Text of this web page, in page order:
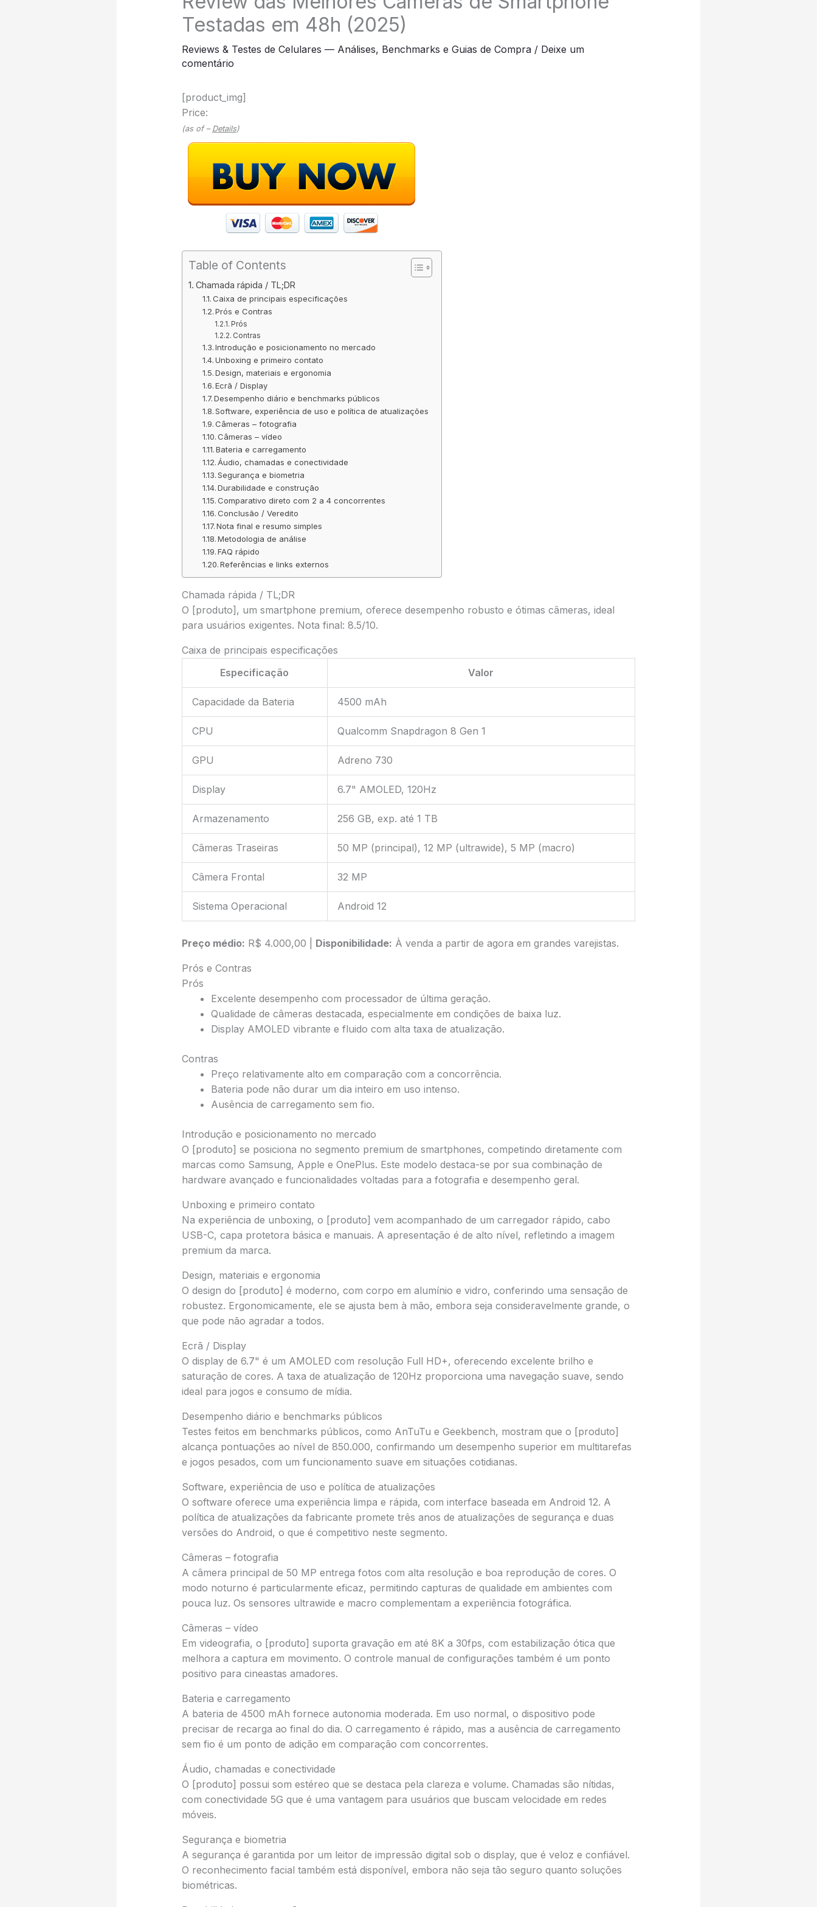
Testadas em 48h (2025)
Reviews & Testes de Celulares — Análises, Benchmarks e Guias de Compra/ Deixe um
comentário
[product_img]
Price:
(as of – Details)
Table of Contents
Chamada rápida / TL;DR
Caixa de principais especificações
Prós e Contras
Prós
Contras
Introdução e posicionamento no mercado
Unboxing e primeiro contato
Design, materiais e ergonomia
Ecrã / Display
Desempenho diário e benchmarks públicos
Software, experiência de uso e política de atualizações
Câmeras – fotografia
Câmeras – vídeo
Bateria e carregamento
Áudio, chamadas e conectividade
Segurança e biometria
Durabilidade e construção
Comparativo direto com 2 a 4 concorrentes
Conclusão / Veredito
Nota final e resumo simples
Metodologia de análise
FAQ rápido
Referências e links externos
Chamada rápida / TL;DR
O [produto], um smartphone premium, oferece desempenho robusto e ótimas câmeras, ideal
para usuários exigentes. Nota final: 8.5/10.
Caixa de principais especificações
Especificação
Valor
Capacidade da Bateria 4500 mAh
CPU Qualcomm Snapdragon 8 Gen 1
GPU Adreno 730
Display 6.7" AMOLED, 120Hz
Armazenamento 256 GB, exp. até 1 TB
Câmeras Traseiras 50 MP (principal), 12 MP (ultrawide), 5 MP (macro)
Câmera Frontal 32 MP
Sistema Operacional Android 12
Preço médio: R$ 4.000,00 | Disponibilidade: À venda a partir de agora em grandes varejistas.
Prós e Contras
Prós
Excelente desempenho com processador de última geração.
Qualidade de câmeras destacada, especialmente em condições de baixa luz.
Display AMOLED vibrante e fluido com alta taxa de atualização.
Contras
Preço relativamente alto em comparação com a concorrência.
Bateria pode não durar um dia inteiro em uso intenso.
Ausência de carregamento sem fio.
Introdução e posicionamento no mercado
O [produto] se posiciona no segmento premium de smartphones, competindo diretamente com
marcas como Samsung, Apple e OnePlus. Este modelo destaca-se por sua combinação de
hardware avançado e funcionalidades voltadas para a fotografia e desempenho geral.
Unboxing e primeiro contato
Na experiência de unboxing, o [produto] vem acompanhado de um carregador rápido, cabo
USB-C, capa protetora básica e manuais. A apresentação é de alto nível, refletindo a imagem
premium da marca.
Design, materiais e ergonomia
O design do [produto] é moderno, com corpo em alumínio e vidro, conferindo uma sensação de
robustez. Ergonomicamente, ele se ajusta bem à mão, embora seja consideravelmente grande, o
que pode não agradar a todos.
Ecrã / Display
O display de 6.7" é um AMOLED com resolução Full HD+, oferecendo excelente brilho e
saturação de cores. A taxa de atualização de 120Hz proporciona uma navegação suave, sendo
ideal para jogos e consumo de mídia.
Desempenho diário e benchmarks públicos
Testes feitos em benchmarks públicos, como AnTuTu e Geekbench, mostram que o [produto]
alcança pontuações ao nível de 850.000, confirmando um desempenho superior em multitarefas
e jogos pesados, com um funcionamento suave em situações cotidianas.
Software, experiência de uso e política de atualizações
O software oferece uma experiência limpa e rápida, com interface baseada em Android 12. A
política de atualizações da fabricante promete três anos de atualizações de segurança e duas
versões do Android, o que é competitivo neste segmento.
Câmeras – fotografia
A câmera principal de 50 MP entrega fotos com alta resolução e boa reprodução de cores. O
modo noturno é particularmente eficaz, permitindo capturas de qualidade em ambientes com
pouca luz. Os sensores ultrawide e macro complementam a experiência fotográfica.
Câmeras – vídeo
Em videografia, o [produto] suporta gravação em até 8K a 30fps, com estabilização ótica que
melhora a captura em movimento. O controle manual de configurações também é um ponto
positivo para cineastas amadores.
Bateria e carregamento
A bateria de 4500 mAh fornece autonomia moderada. Em uso normal, o dispositivo pode
precisar de recarga ao final do dia. O carregamento é rápido, mas a ausência de carregamento
sem fio é um ponto de adição em comparação com concorrentes.
Áudio, chamadas e conectividade
O [produto] possui som estéreo que se destaca pela clareza e volume. Chamadas são nítidas,
com conectividade 5G que é uma vantagem para usuários que buscam velocidade em redes
móveis.
Segurança e biometria
A segurança é garantida por um leitor de impressão digital sob o display, que é veloz e confiável.
O reconhecimento facial também está disponível, embora não seja tão seguro quanto soluções
biométricas.